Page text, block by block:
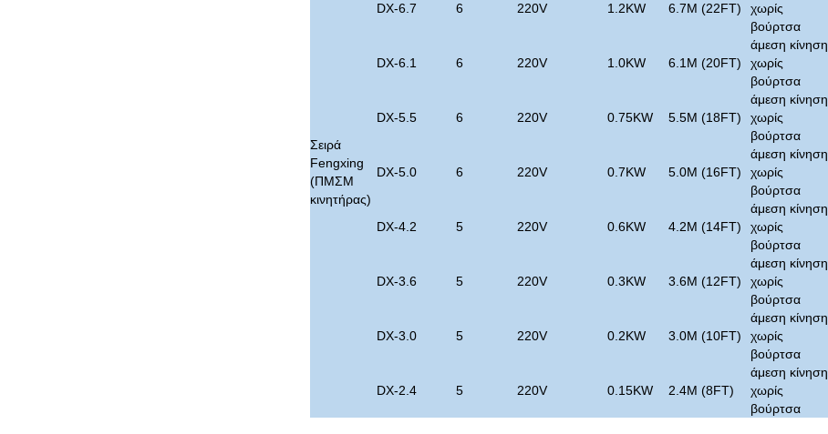
Σειρά
Fengxing
(ΠΜΣΜ
κινητήρας)
DX-6.7 6 220V 1.2KW 6.7M (22FT)
χωρίς
βούρτσα
DX-6.1 6 220V 1.0KW 6.1M (20FT)
άμεση κίνηση
χωρίς
βούρτσα
DX-5.5 6 220V 0.75KW 5.5M (18FT)
άμεση κίνηση
χωρίς
βούρτσα
DX-5.0 6 220V 0.7KW 5.0M (16FT)
άμεση κίνηση
χωρίς
βούρτσα
DX-4.2 5 220V 0.6KW 4.2M (14FT)
άμεση κίνηση
χωρίς
βούρτσα
DX-3.6 5 220V 0.3KW 3.6M (12FT)
άμεση κίνηση
χωρίς
βούρτσα
DX-3.0 5 220V 0.2KW 3.0M (10FT)
άμεση κίνηση
χωρίς
βούρτσα
DX-2.4 5 220V 0.15KW 2.4M (8FT)
άμεση κίνηση
χωρίς
βούρτσα